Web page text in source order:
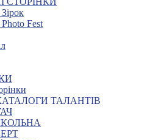
Fest
ТАЛАНТІВ